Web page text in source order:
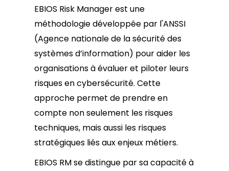
EBIOS Risk Manager est une
méthodologie développée par l'ANSSI
(Agence nationale de la sécurité des
systèmes d’information) pour aider les
organisations à évaluer et piloter leurs
risques en cybersécurité. Cette
approche permet de prendre en
compte non seulement les risques
techniques, mais aussi les risques
stratégiques liés aux enjeux métiers.
EBIOS RM se distingue par sa capacité à